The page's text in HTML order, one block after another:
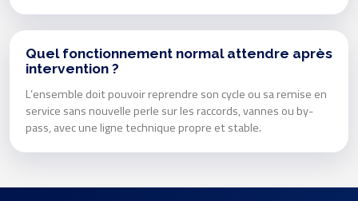
Quel fonctionnement normal attendre après
intervention ?
L’ensemble doit pouvoir reprendre son cycle ou sa remise en
service sans nouvelle perle sur les raccords, vannes ou by-
pass, avec une ligne technique propre et stable.